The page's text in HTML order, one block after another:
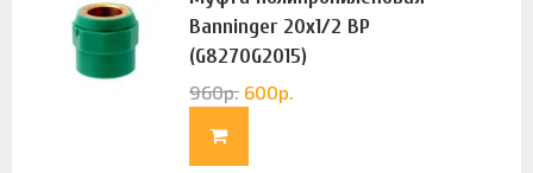
Banninger 20х1/2 ВР
(G8270G2015)
960р. 600р.